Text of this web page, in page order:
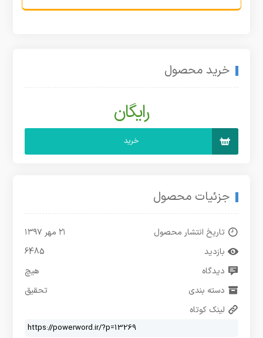
خرید محصول
رایگان
خرید
جزئیات محصول
تاریخ انتشار محصول
۲۱ مهر ۱۳۹۷
بازدید
6485
دیدگاه
هیچ
دسته بندی
تحقیق
لینک کوتاه